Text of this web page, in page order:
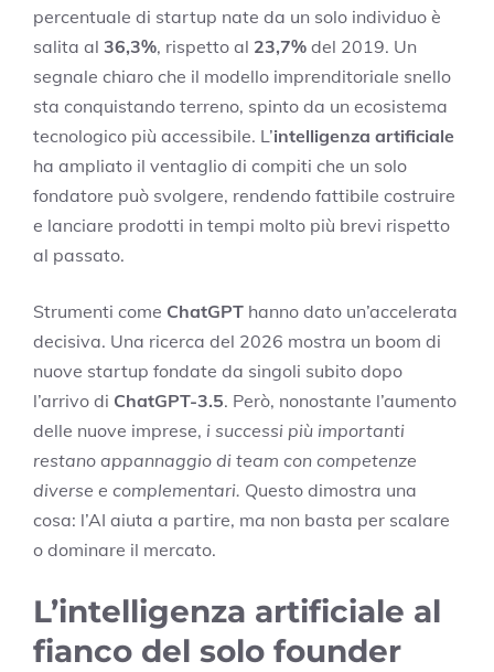
percentuale di startup nate da un solo individuo è
salita al 36,3%, rispetto al 23,7% del 2019. Un
segnale chiaro che il modello imprenditoriale snello
sta conquistando terreno, spinto da un ecosistema
tecnologico più accessibile. L’intelligenza artificiale
ha ampliato il ventaglio di compiti che un solo
fondatore può svolgere, rendendo fattibile costruire
e lanciare prodotti in tempi molto più brevi rispetto
al passato.
Strumenti come ChatGPT hanno dato un’accelerata
decisiva. Una ricerca del 2026 mostra un boom di
nuove startup fondate da singoli subito dopo
l’arrivo di ChatGPT-3.5. Però, nonostante l’aumento
delle nuove imprese, i successi più importanti
restano appannaggio di team con competenze
diverse e complementari. Questo dimostra una
cosa: l’AI aiuta a partire, ma non basta per scalare
o dominare il mercato.
L’intelligenza artificiale al
fianco del solo founder